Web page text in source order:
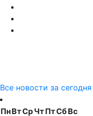
Все новости за сегодня
ПнВтСрЧтПтСбВс